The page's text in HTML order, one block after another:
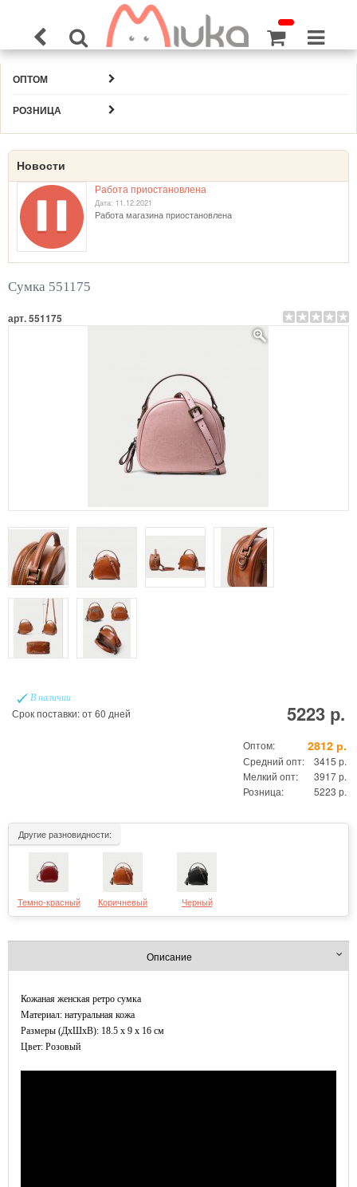
ОПТОМ
РОЗНИЦА
Новости
Работа приостановлена
Дата: 11.12.2021
Работа магазина приостановлена
Сумка 551175
арт. 551175
В наличии
Срок поставки: от 60 дней 5223 р.
Оптом: 2812 р.
Средний опт:
3415 р.
Мелкий опт:
3917 р.
Розница:
5223 р.
Другие разновидности:
Темно-красный Коричневый Черный
Описание
Кожаная женская ретро сумка
Материал: натуральная кожа
Размеры (ДxШхВ): 18.5 x 9 x 16 см
Цвет: Розовый